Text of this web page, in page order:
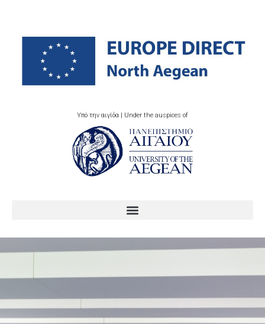
Υπό την αιγίδα | Under the auspices of